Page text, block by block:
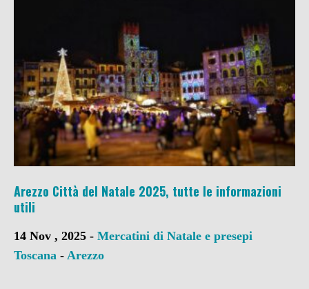
Arezzo Città del Natale 2025, tutte le informazioni
utili
14 Nov , 2025 - Mercatini di Natale e presepi
Toscana - Arezzo